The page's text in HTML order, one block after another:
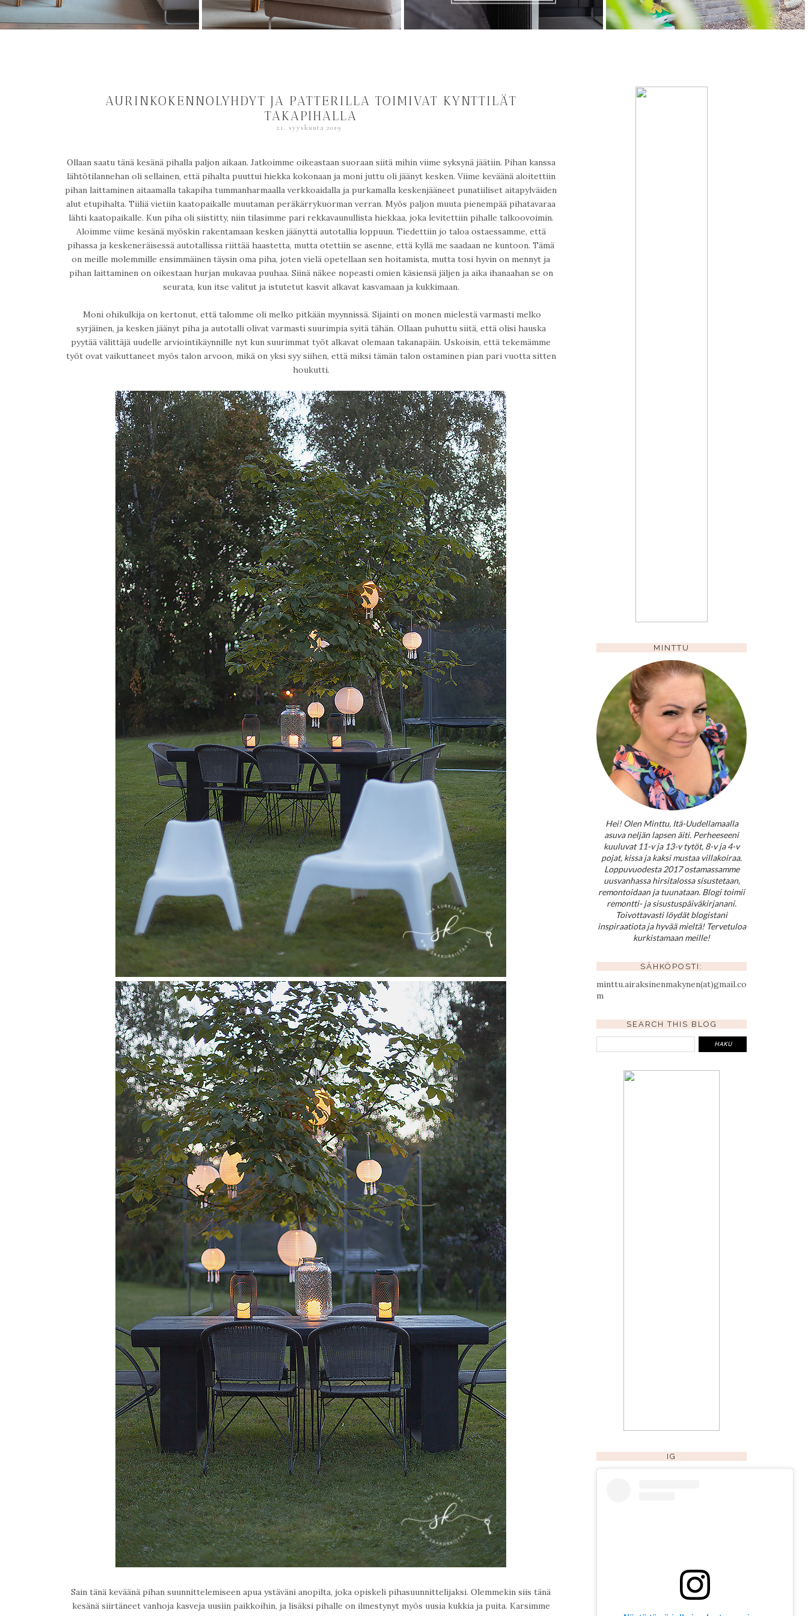
AURINKOKENNOLYHDYT JA PATTERILLA TOIMIVAT KYNTTILÄT
TAKAPIHALLA
21. syyskuuta 2019
Ollaan saatu tänä kesänä pihalla paljon aikaan. Jatkoimme oikeastaan suoraan siitä mihin viime syksynä jäätiin. Pihan kanssa
lähtötilannehan oli sellainen, että pihalta puuttui hiekka kokonaan ja moni juttu oli jäänyt kesken. Viime keväänä aloitettiin
pihan laittaminen aitaamalla takapiha tummanharmaalla verkkoaidalla ja purkamalla keskenjääneet punatiiliset aitapylväiden
alut etupihalta. Tiiliä vietiin kaatopaikalle muutaman peräkärrykuorman verran. Myös paljon muuta pienempää pihatavaraa
lähti kaatopaikalle. Kun piha oli siistitty, niin tilasimme pari rekkavaunullista hiekkaa, joka levitettiin pihalle talkoovoimin.
Aloimme viime kesänä myöskin rakentamaan kesken jäänyttä autotallia loppuun. Tiedettiin jo taloa ostaessamme, että
pihassa ja keskeneräisessä autotallissa riittää haastetta, mutta otettiin se asenne, että kyllä me saadaan ne kuntoon. Tämä
on meille molemmille ensimmäinen täysin oma piha, joten vielä opetellaan sen hoitamista, mutta tosi hyvin on mennyt ja
pihan laittaminen on oikestaan hurjan mukavaa puuhaa. Siinä näkee nopeasti omien käsiensä jäljen ja aika ihanaahan se on
seurata, kun itse valitut ja istutetut kasvit alkavat kasvamaan ja kukkimaan.
Moni ohikulkija on kertonut, että talomme oli melko pitkään myynnissä. Sijainti on monen mielestä varmasti melko
syrjäinen, ja kesken jäänyt piha ja autotalli olivat varmasti suurimpia syitä tähän. Ollaan puhuttu siitä, että olisi hauska
pyytää välittäjä uudelle arviointikäynnille nyt kun suurimmat työt alkavat olemaan takanapäin. Uskoisin, että tekemämme
työt ovat vaikuttaneet myös talon arvoon, mikä on yksi syy siihen, että miksi tämän talon ostaminen pian pari vuotta sitten
houkutti.
Sain tänä keväänä pihan suunnittelemiseen apua ystäväni anopilta, joka opiskeli pihasuunnittelijaksi. Olemmekin siis tänä
kesänä siirtäneet vanhoja kasveja uusiin paikkoihin, ja lisäksi pihalle on ilmestynyt myös uusia kukkia ja puita. Karsimme
MINTTU
Hei! Olen Minttu, Itä-Uudellamaalla
asuva neljän lapsen äiti. Perheeseeni
kuuluvat 11-v ja 13-v tytöt, 8-v ja 4-v
pojat, kissa ja kaksi mustaa villakoiraa.
Loppuvuodesta 2017 ostamassamme
uusvanhassa hirsitalossa sisustetaan,
remontoidaan ja tuunataan. Blogi toimii
remontti- ja sisustuspäiväkirjanani.
Toivottavasti löydät blogistani
inspiraatiota ja hyvää mieltä! Tervetuloa
kurkistamaan meille!
SÄHKÖPOSTI:
minttu.airaksinenmakynen(at)gmail.co
m
SEARCH THIS BLOG
IG